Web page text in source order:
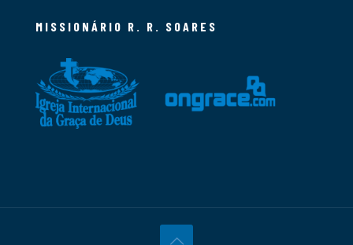
MISSIONÁRIO R. R. SOARES